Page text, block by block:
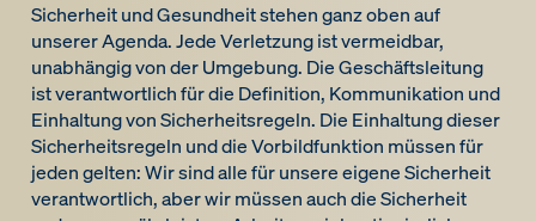
Sicherheit und Gesundheit stehen ganz oben auf
unserer Agenda. Jede Verletzung ist vermeidbar,
unabhängig von der Umgebung. Die Geschäftsleitung
ist verantwortlich für die Definition, Kommunikation und
Einhaltung von Sicherheitsregeln. Die Einhaltung dieser
Sicherheitsregeln und die Vorbildfunktion müssen für
jeden gelten: Wir sind alle für unsere eigene Sicherheit
verantwortlich, aber wir müssen auch die Sicherheit